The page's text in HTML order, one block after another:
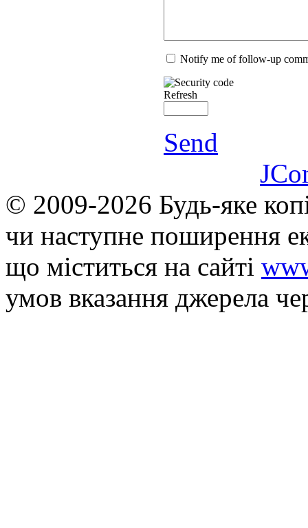
Notify me of follow-up
Refresh
Send
© 2009-2026 Будь-яке
чи наступне поширення
що мiститься на сайті
умов вказання джерела